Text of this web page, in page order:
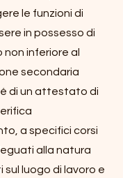
le funzioni di
in possesso di
inferiore al
secondaria
di un attestato di
a specifici corsi
alla natura
sul luogo di lavoro e